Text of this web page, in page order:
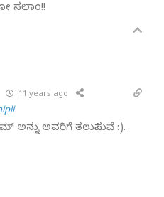
ಸಲಾಂ!!
11 years ago
ಅನ್ನು ಅವರಿಗೆ ತಲುಪಿಸುವೆ :).